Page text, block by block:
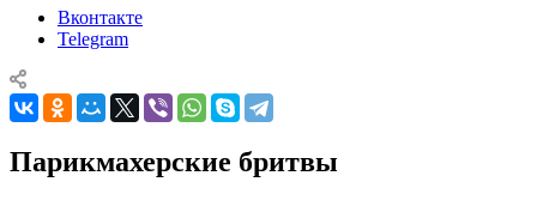
Вконтакте
Telegram
Парикмахерские бритвы